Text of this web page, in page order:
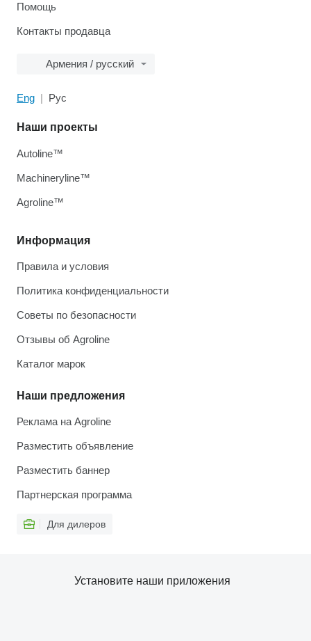
Помощь
Контакты продавца
Армения / русский
Eng Рус
Информация
Правила и условия
Политика конфиденциальности
Советы по безопасности
Отзывы об Agroline
Каталог марок
Наши предложения
Реклама на Agroline
Разместить объявление
Разместить баннер
Партнерская программа
Для дилеров
Наши проекты
Autoline™
Machineryline™
Agroline™
Установите наши приложения